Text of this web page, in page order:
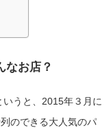
なお店？
いうと、2015年３月に
のできる大人気のパ